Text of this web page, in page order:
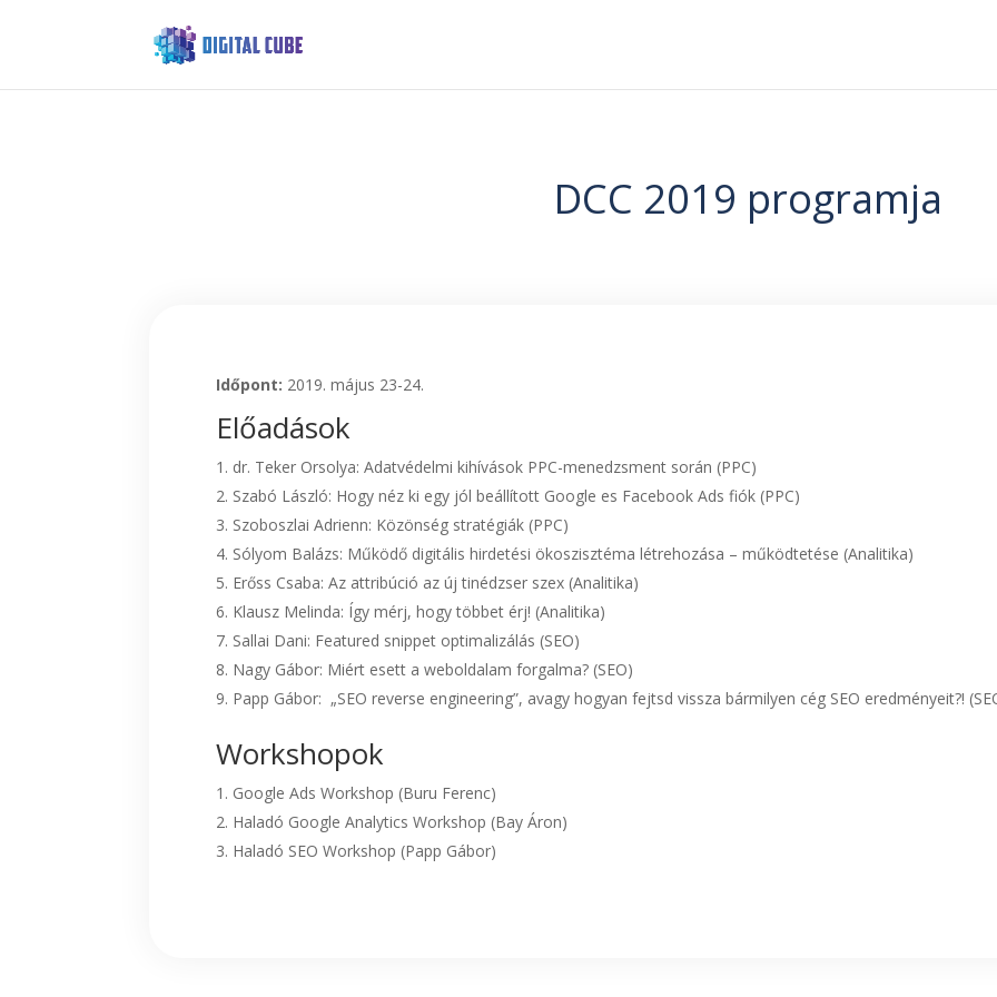
DCC 2019 programja
Időpont: 2019. május 23-24.
Előadások
dr. Teker Orsolya: Adatvédelmi kihívások PPC-menedzsment során (PPC)
Szabó László: Hogy néz ki egy jól beállított Google es Facebook Ads fiók (PPC)
Szoboszlai Adrienn: Közönség stratégiák (PPC)
Sólyom Balázs: Működő digitális hirdetési ökoszisztéma létrehozása – működtetése (Analitika)
Erőss Csaba: Az attribúció az új tinédzser szex (Analitika)
Klausz Melinda: Így mérj, hogy többet érj! (Analitika)
Sallai Dani: Featured snippet optimalizálás (SEO)
Nagy Gábor: Miért esett a weboldalam forgalma? (SEO)
Papp Gábor: „SEO reverse engineering”, avagy hogyan fejtsd vissza bármilyen cég SEO eredményeit?!
Workshopok
Google Ads Workshop (Buru Ferenc)
Haladó Google Analytics Workshop (Bay Áron)
Haladó SEO Workshop (Papp Gábor)